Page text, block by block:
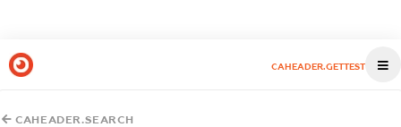
CAHEADER.GETTEST
CAHEADER.SEARCH